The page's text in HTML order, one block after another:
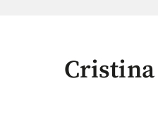
Cristina